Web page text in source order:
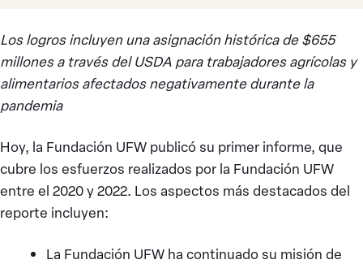
Los logros incluyen una asignación histórica de $655
millones a través del USDA para trabajadores agrícolas y
alimentarios afectados negativamente durante la
pandemia
Hoy, la Fundación UFW publicó su primer informe, que
cubre los esfuerzos realizados por la Fundación UFW
entre el 2020 y 2022. Los aspectos más destacados del
reporte incluyen:
La Fundación UFW ha continuado su misión de